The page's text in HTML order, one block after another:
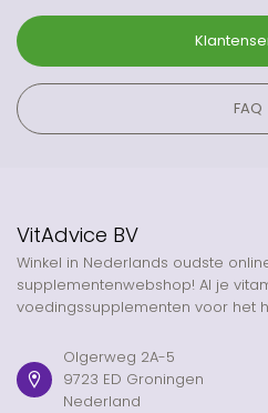
FAQ
VitAdvice BV
Winkel in Nederlands oudste
supplementenwebshop! Al je
voedingssupplementen voor het
Olgerweg 2A-5
9723 ED Groningen
Nederland